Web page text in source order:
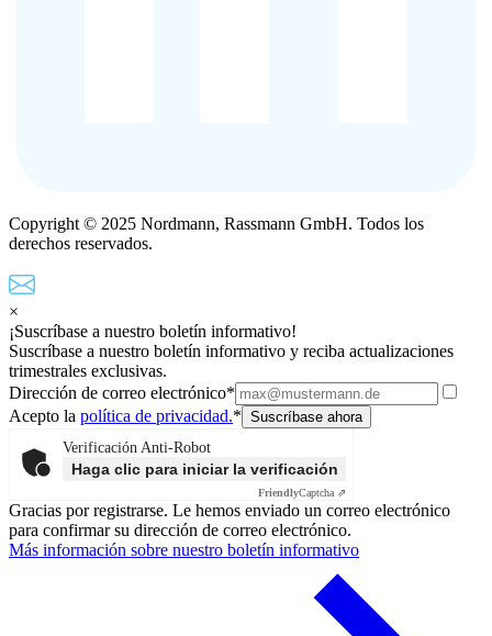
Copyright © 2025 Nordmann, Rassmann GmbH. Todos los
derechos reservados.
×
¡Suscríbase a nuestro boletín informativo!
Suscríbase a nuestro boletín informativo y reciba actualizaciones
trimestrales exclusivas.
Dirección de correo electrónico*
Acepto la política de privacidad.*
Verificación Anti-Robot
Haga clic para iniciar la verificación
FriendlyCaptcha ⇗
Gracias por registrarse. Le hemos enviado un correo electrónico
para confirmar su dirección de correo electrónico.
Más información sobre nuestro boletín informativo